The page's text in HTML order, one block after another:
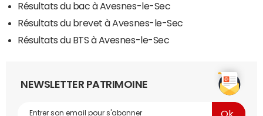
Résultats du bac à Avesnes-le-Sec
Résultats du brevet à Avesnes-le-Sec
Résultats du BTS à Avesnes-le-Sec
NEWSLETTER PATRIMOINE